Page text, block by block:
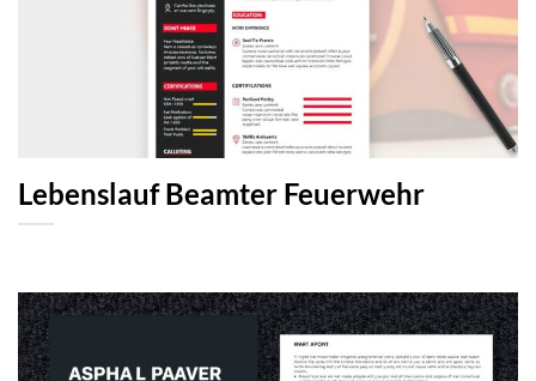
Lebenslauf Beamter Feuerwehr